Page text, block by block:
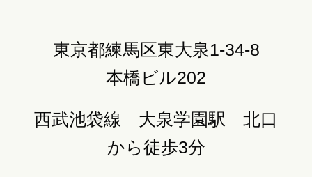
東京都練馬区東大泉1-34-8
本橋ビル202
西武池袋線 大泉学園駅 北口
から徒歩3分